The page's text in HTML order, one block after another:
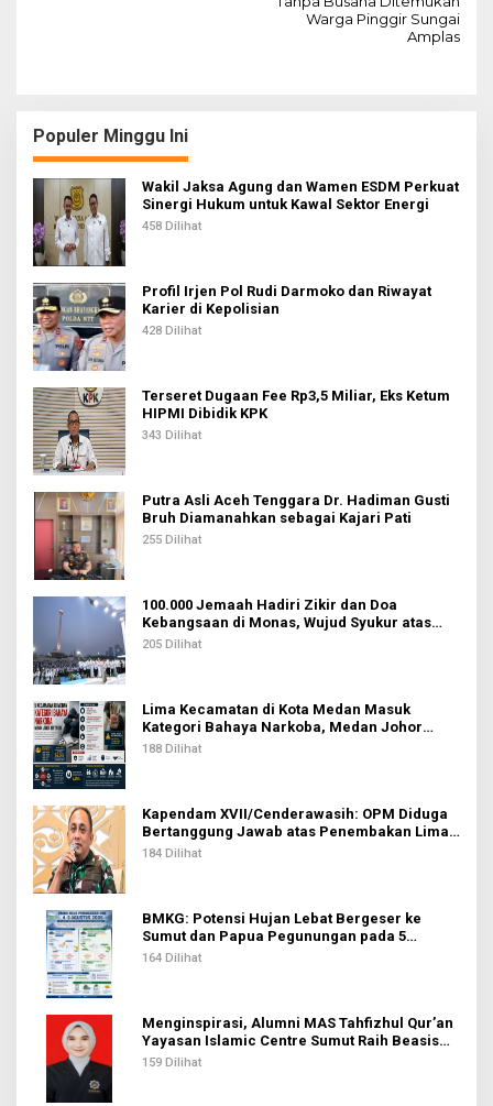
s
i
p
o
s
Warga Pinggir Sungai
Amplas
Populer Minggu Ini
Wakil Jaksa Agung dan Wamen ESDM Perkuat
Sinergi Hukum untuk Kawal Sektor Energi
458 Dilihat
Profil Irjen Pol Rudi Darmoko dan Riwayat
Karier di Kepolisian
428 Dilihat
Terseret Dugaan Fee Rp3,5 Miliar, Eks Ketum
HIPMI Dibidik KPK
343 Dilihat
Putra Asli Aceh Tenggara Dr. Hadiman Gusti
Bruh Diamanahkan sebagai Kajari Pati
255 Dilihat
100.000 Jemaah Hadiri Zikir dan Doa
Kebangsaan di Monas, Wujud Syukur atas
Kemerdekaan Indonesia
205 Dilihat
Lima Kecamatan di Kota Medan Masuk
Kategori Bahaya Narkoba, Medan Johor
Tertinggi
188 Dilihat
Kapendam XVII/Cenderawasih: OPM Diduga
Bertanggung Jawab atas Penembakan Lima
Pekerja di Tolikara
184 Dilihat
BMKG: Potensi Hujan Lebat Bergeser ke
Sumut dan Papua Pegunungan pada 5
Agustus
164 Dilihat
Menginspirasi, Alumni MAS Tahfizhul Qur’an
Yayasan Islamic Centre Sumut Raih Beasiswa
BIB Kemenag
159 Dilihat